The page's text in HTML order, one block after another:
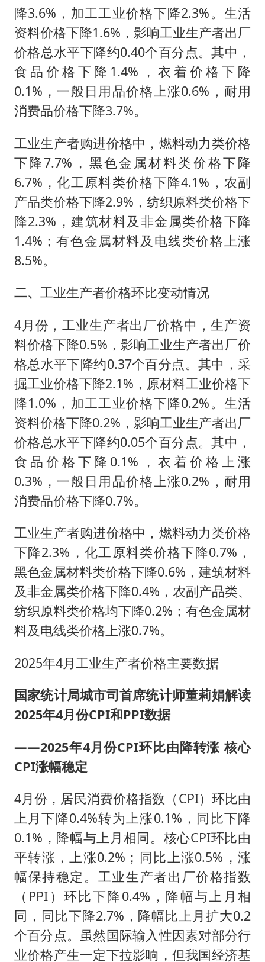
降3.6%，加工工业价格下降2.3%。生活
资料价格下降1.6%，影响工业生产者出厂
价格总水平下降约0.40个百分点。其中，
食品价格下降1.4%，衣着价格下降
0.1%，一般日用品价格上涨0.6%，耐用
消费品价格下降3.7%。
工业生产者购进价格中，燃料动力类价格
下降7.7%，黑色金属材料类价格下降
6.7%，化工原料类价格下降4.1%，农副
产品类价格下降2.9%，纺织原料类价格下
降2.3%，建筑材料及非金属类价格下降
1.4%；有色金属材料及电线类价格上涨
8.5%。
二、 工业生产者价格环比变动情况
4月份，工业生产者出厂价格中，生产资
料价格下降0.5%，影响工业生产者出厂价
格总水平下降约0.37个百分点。其中，采
掘工业价格下降2.1%，原材料工业价格下
降1.0%，加工工业价格下降0.2%。生活
资料价格下降0.2%，影响工业生产者出厂
价格总水平下降约0.05个百分点。其中，
食品价格下降0.1%，衣着价格上涨
0.3%，一般日用品价格上涨0.2%，耐用
消费品价格下降0.7%。
工业生产者购进价格中，燃料动力类价格
下降2.3%，化工原料类价格下降0.7%，
黑色金属材料类价格下降0.6%，建筑材料
及非金属类价格下降0.4%，农副产品类、
纺织原料类价格均下降0.2%；有色金属材
料及电线类价格上涨0.7%。
2025年4月工业生产者价格主要数据
国家统计局城市司首席统计师董莉娟解读
2025年4月份CPI和PPI数据
——2025年4月份CPI环比由降转涨 核心
CPI涨幅稳定
4月份，居民消费价格指数（CPI）环比由
上月下降0.4%转为上涨0.1%，同比下降
0.1%，降幅与上月相同。核心CPI环比由
平转涨，上涨0.2%；同比上涨0.5%，涨
幅保持稳定。工业生产者出厂价格指数
（PPI）环比下降0.4%，降幅与上月相
同，同比下降2.7%，降幅比上月扩大0.2
个百分点。虽然国际输入性因素对部分行
业价格产生一定下拉影响，但我国经济基